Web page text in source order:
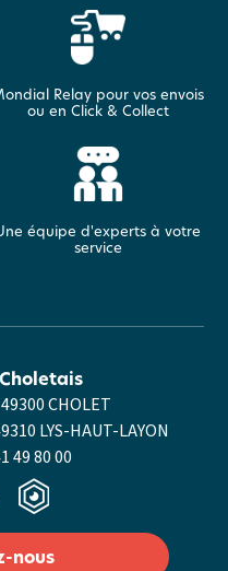
Relay pour vos envois
ou en Click & Collect
équipe d'experts à votre
service
CHOLET
LYS-HAUT-LAYON
49 80 00
nous